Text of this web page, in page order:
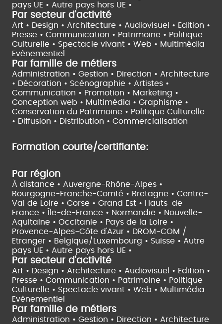
pays UE • Autre pays hors UE •
Par secteur d'activité
Art • Design • Architecture • Audiovisuel • Edition •
Presse • Communication • Patrimoine • Politique
Culturelle • Spectacle vivant • Web • Multimédia
Evènementiel
Par famille de métiers
Administration • Gestion • Direction • Architecture
• Décoration • Scénographie • Artistes •
Communication • Promotion • Marketing •
Conception web • Multimédia • Graphisme •
Conservation du Patrimoine • Politique Culturelle
• Diffusion • Distribution • Commercialisation
Formation courte/certifiante:
Par région
À distance • Auvergne-Rhône-Alpes •
Bourgogne-Franche-Comté • Bretagne • Centre-
Val de Loire • Corse • Grand Est • Hauts-de-
France •
Île-de-France • Normandie • Nouvelle-
Aquitaine • Occitanie • Pays de la Loire •
Provence-Alpes-Côte d'Azur • DROM-COM /
Etranger • Belgique/Luxembourg • Suisse • Autre
pays UE • Autre pays hors UE •
Par secteur d'activité
Art • Design • Architecture • Audiovisuel • Edition •
Presse • Communication • Patrimoine • Politique
Culturelle • Spectacle vivant • Web • Multimédia
Evènementiel
Par famille de métiers
Administration • Gestion • Direction • Architecture